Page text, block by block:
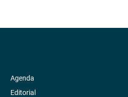
Agenda
Editorial